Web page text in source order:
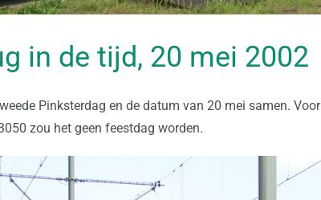
in de tijd, 20 mei 2002
Pinksterdag en de datum van 20 mei samen.
zou het geen feestdag worden.